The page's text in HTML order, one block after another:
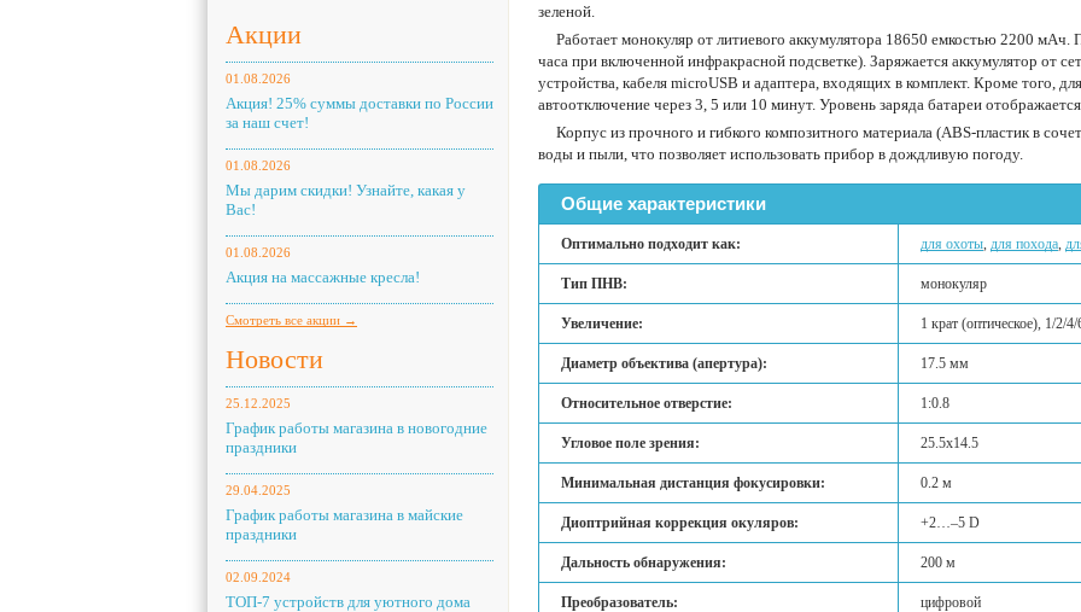
Акции
01.08.2026
Акция! 25% суммы доставки по России
за наш счет!
01.08.2026
Мы дарим скидки! Узнайте, какая у
Вас!
01.08.2026
Акция на массажные кресла!
Смотреть все акции →
Новости
25.12.2025
График работы магазина в новогодние
праздники
29.04.2025
График работы магазина в майские
праздники
02.09.2024
ТОП-7 устройств для уютного дома
зеленой.
Работает монокуляр от литиевого аккумулятора 18650 емкостью 2200 мАч.
часа при включенной инфракрасной подсветке). Заряжается аккумулятор от
устройства, кабеля microUSB и адаптера, входящих в комплект. Кроме того,
автоотключение через 3, 5 или 10 минут. Уровень заряда батареи
Корпус из прочного и гибкого композитного материала (ABS-пластик в
воды и пыли, что позволяет использовать прибор в дождливую погоду.
Общие характеристики
Оптимально подходит как: для охоты, для похода,
Тип ПНВ: монокуляр
Увеличение: 1 крат (оптическое), 1/2/
Диаметр объектива (апертура): 17.5 мм
Относительное отверстие: 1:0.8
Угловое поле зрения: 25.5х14.5
Минимальная дистанция фокусировки: 0.2 м
Диоптрийная коррекция окуляров: +2…–5 D
Дальность обнаружения: 200 м
Преобразователь: цифровой